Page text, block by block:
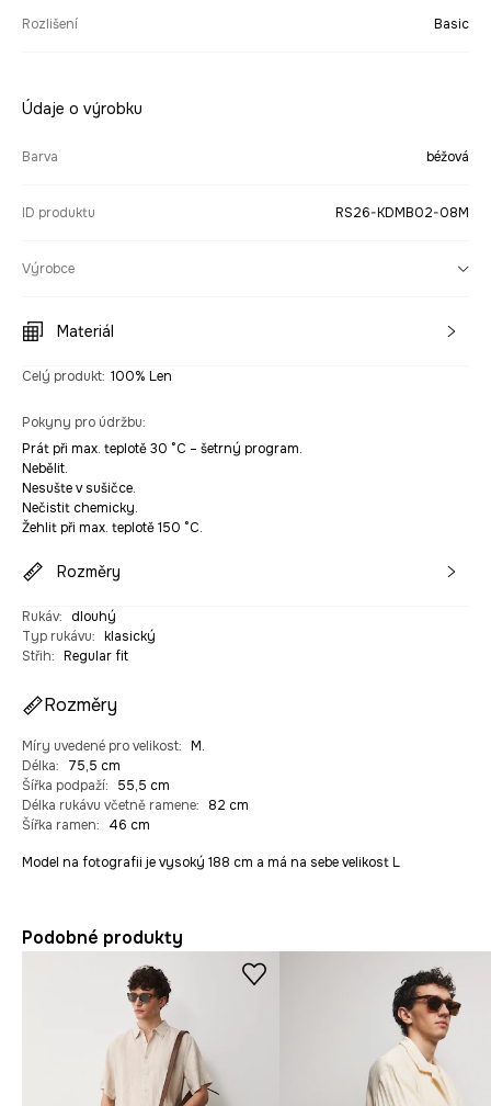
Rozlišení Basic
Údaje o výrobku
Barva béžová
ID produktu RS26-KDMB02-08M
Výrobce
Materiál
Celý produkt: 100% Len
Pokyny pro údržbu:
Prát při max. teplotě 30 °C – šetrný program.
Nebělit.
Nesušte v sušičce.
Nečistit chemicky.
Žehlit při max. teplotě 150 °C.
Rozměry
Rukáv:
dlouhý
Typ rukávu: klasický
Střih: Regular fit
Rozměry
Míry uvedené pro velikost: M.
Délka:
75,5 cm
Šířka podpaží:
55,5 cm
Délka rukávu včetně ramene:
82 cm
Šířka ramen: 46 cm
Model na fotografii je vysoký 188 cm a má na sebe velikost L
Podobné produkty